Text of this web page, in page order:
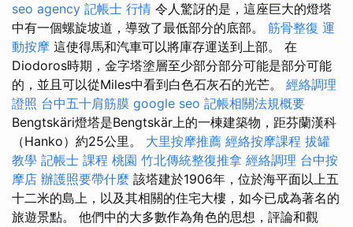
seo agency 記帳士 行情 令人驚訝的是，這座巨大的燈塔
中有一個螺旋坡道，導致了最低部分的底部。 筋骨整復 運
動按摩 這使得馬和汽車可以將庫存運送到上部。 在
Diodoros時期，金字塔塗層至少部分部分可能是部分可能
的，並且可以從Miles中看到白色石灰石的光芒。 經絡調理
證照 台中五十肩筋膜 google seo 記帳相關法規概要
Bengtskäri燈塔是Bengtskär上的一棟建築物，距芬蘭漢科
（Hanko）約25公里。 大里按摩推薦 經絡按摩課程 拔罐
教學 記帳士 課程 桃園 竹北傳統整復推拿 經絡調理 台中按
摩店 辦護照要帶什麼 該塔建於1906年，位於海平面以上五
十二米的島上，以及其相關的住宅大樓，如今已成為著名的
旅遊景點。 他們中的大多數作為角色的思想，評論和觀